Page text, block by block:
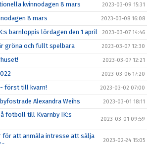
kvinnodagen 8 mars 2023-03-09 15:31
8 mars 2023-03-08 16:08
barnloppis lördagen den 1 april 2023-03-07 14:46
gröna och fullt spelbara 2023-03-07 12:30
2023-03-07 12:21
2023-03-06 17:20
först till kvarn! 2023-03-02 07:00
Alexandra Weihs 2023-03-01 18:11
fotboll till Kvarnby IK:s
2023-03-01 09:59
för att anmäla intresse att sälja
2023-02-24 15:05